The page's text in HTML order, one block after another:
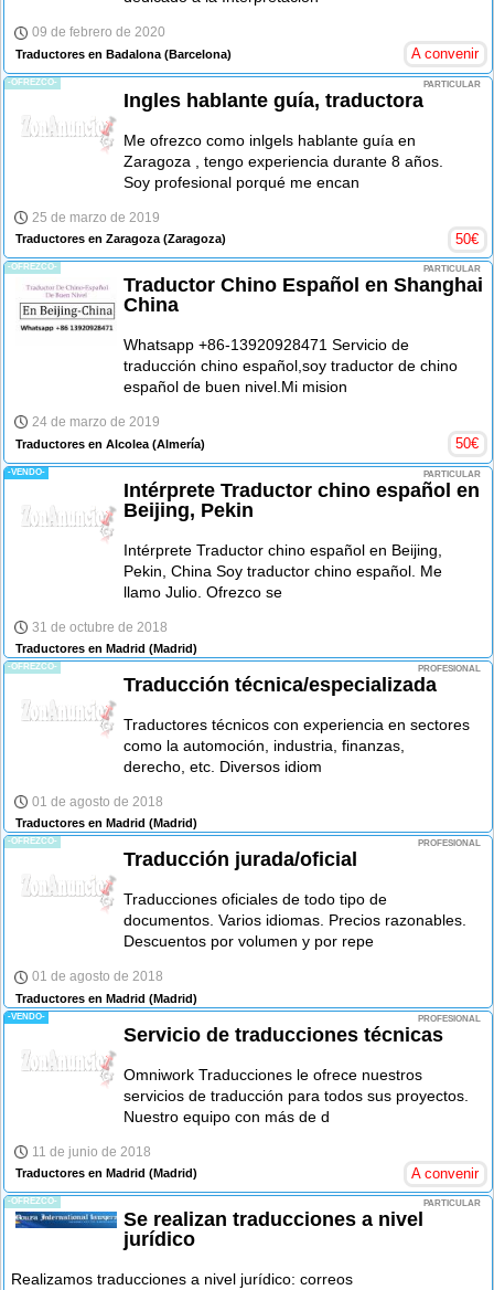
09 de febrero de 2020
Traductores en Badalona (Barcelona) A convenir
-OFREZCO- PARTICULAR
Ingles hablante guía, traductora
Me ofrezco como inlgels hablante guía en
Zaragoza , tengo experiencia durante 8 años.
Soy profesional porqué me encan
25 de marzo de 2019
Traductores en Zaragoza (Zaragoza) 50€
-OFREZCO- PARTICULAR
Traductor Chino Español en Shanghai
China
Whatsapp +86-13920928471 Servicio de
traducción chino español,soy traductor de chino
español de buen nivel.Mi mision
24 de marzo de 2019
Traductores en Alcolea (Almería) 50€
-VENDO- PARTICULAR
Intérprete Traductor chino español en
Beijing, Pekin
Intérprete Traductor chino español en Beijing,
Pekin, China Soy traductor chino español. Me
llamo Julio. Ofrezco se
31 de octubre de 2018
Traductores en Madrid (Madrid)
-OFREZCO- PROFESIONAL
Traducción técnica/especializada
Traductores técnicos con experiencia en sectores
como la automoción, industria, finanzas,
derecho, etc. Diversos idiom
01 de agosto de 2018
Traductores en Madrid (Madrid)
-OFREZCO- PROFESIONAL
Traducción jurada/oficial
Traducciones oficiales de todo tipo de
documentos. Varios idiomas. Precios razonables.
Descuentos por volumen y por repe
01 de agosto de 2018
Traductores en Madrid (Madrid)
-VENDO- PROFESIONAL
Servicio de traducciones técnicas
Omniwork Traducciones le ofrece nuestros
servicios de traducción para todos sus proyectos.
Nuestro equipo con más de d
11 de junio de 2018
Traductores en Madrid (Madrid) A convenir
-OFREZCO- PARTICULAR
Se realizan traducciones a nivel
jurídico
Realizamos traducciones a nivel jurídico: correos